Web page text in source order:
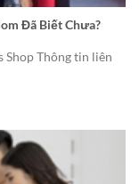
Đã Biết Chưa?
Shop Thông tin liên